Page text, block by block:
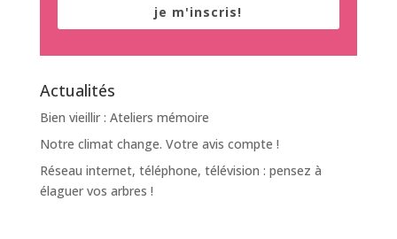
je m'inscris!
Actualités
Bien vieillir : Ateliers mémoire
Notre climat change. Votre avis compte !
Réseau internet, téléphone, télévision : pensez à
élaguer vos arbres !